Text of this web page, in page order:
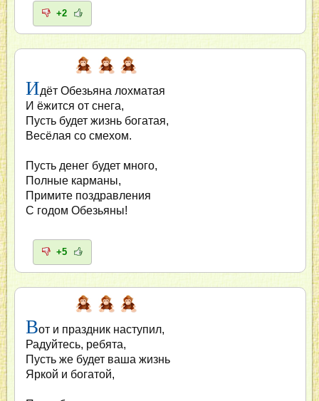
+2
Идёт Обезьяна лохматая
И ёжится от снега,
Пусть будет жизнь богатая,
Весёлая со смехом.
Пусть денег будет много,
Полные карманы,
Примите поздравления
С годом Обезьяны!
+5
Вот и праздник наступил,
Радуйтесь, ребята,
Пусть же будет ваша жизнь
Яркой и богатой,